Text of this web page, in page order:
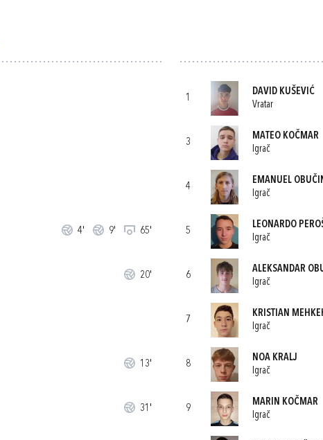
4' 9' 65'
20'
13'
31'
1
DAVID KUŠEVIĆ
Vratar
3
MATEO KOČMAR
Igrač
4
EMANUEL
Igrač
5
LEONARDO
Igrač
6
ALEKSANDAR
Igrač
7
KRISTIAN
Igrač
8
NOA KRALJ
Igrač
9
MARIN KOČMAR
Igrač